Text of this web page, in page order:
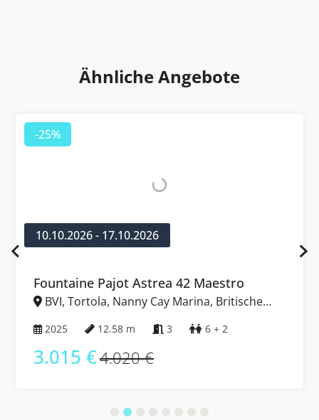
Ähnliche Angebote
-25%
10.10.2026 - 17.10.2026
Fountaine Pajot Astrea 42 Maestro
BVI, Tortola, Nanny Cay Marina, Britische
2025 12.58 m 3 6 + 2
3.015 €4.020 €